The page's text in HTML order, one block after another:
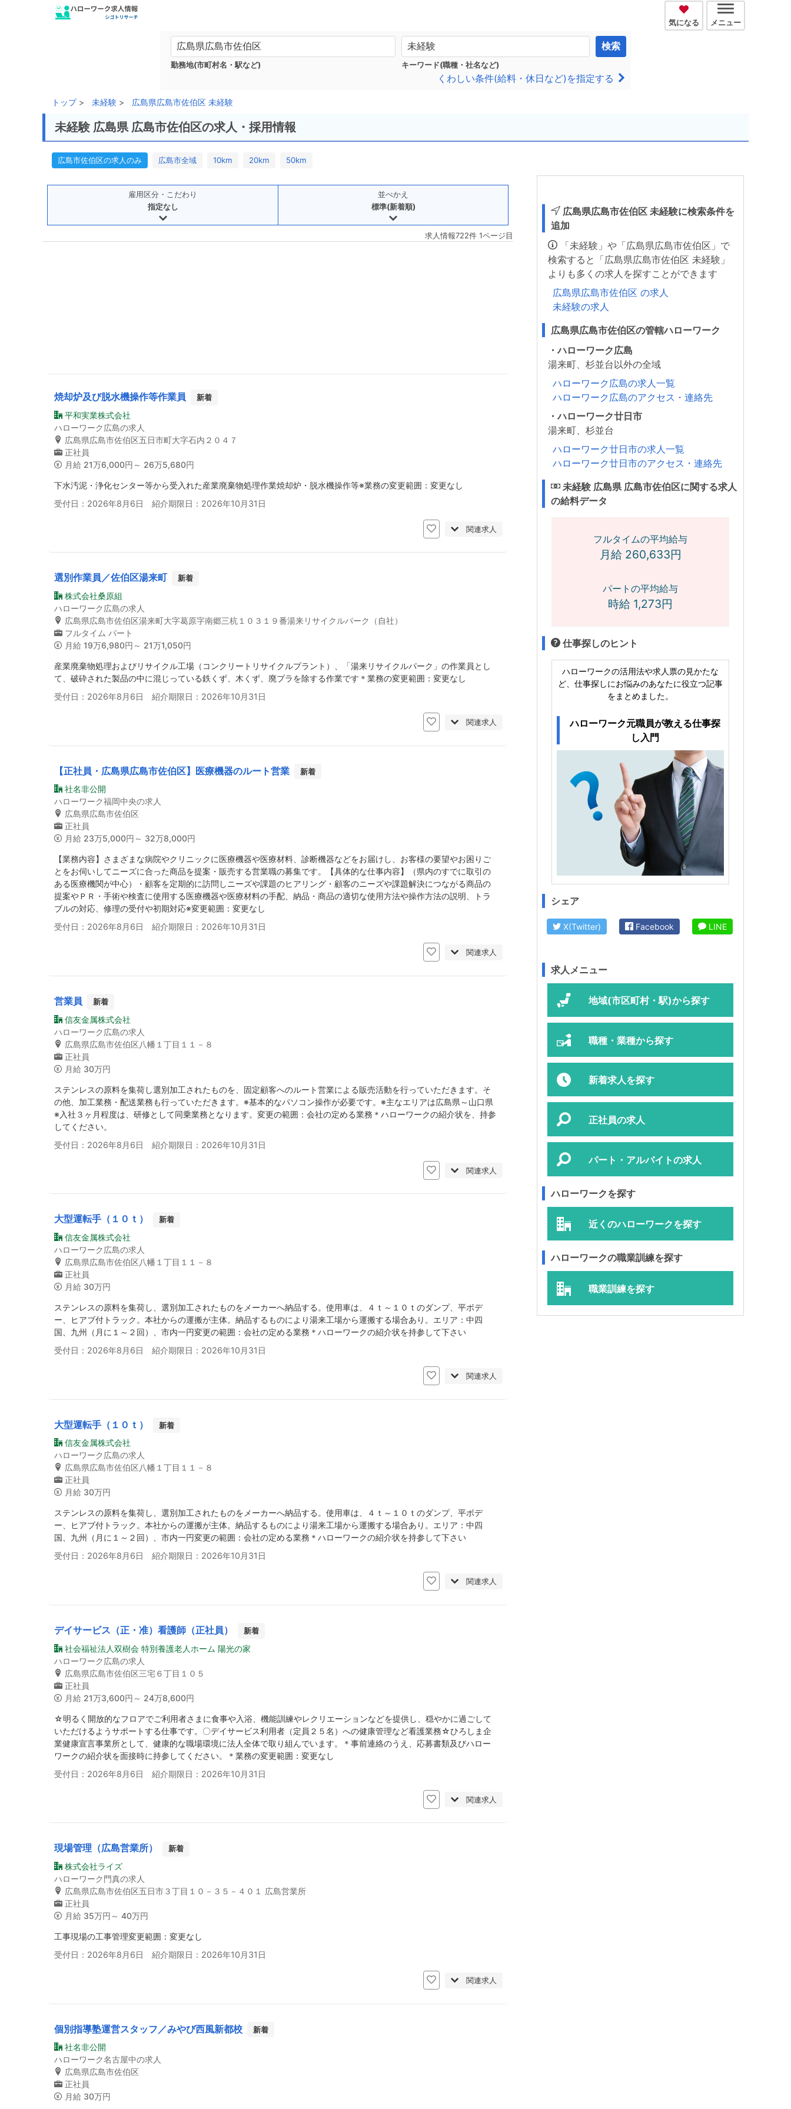
気になる メニュー
勤務地(市町村名・駅など) キーワード(職種・社名など)
検索
くわしい条件(給料・休日など)を指定する
トップ 未経験 広島県広島市佐伯区 未経験
未経験 広島県 広島市佐伯区の求人・採用情報
広島市佐伯区の求人のみ 広島市全域 10km 20km 50km
雇用区分・こだわり
指定なし
並べかえ
標準(新着順)
求人情報722件 1ページ目
焼却炉及び脱水機操作等作業員 新着
平和実業株式会社
ハローワーク広島の求人
広島県広島市佐伯区五日市町大字石内２０４７
正社員
月給 21万6,000円～ 26万5,680円
下水汚泥・浄化センター等から受入れた産業廃棄物処理作業焼却炉・脱水機操作等※業務の変更範囲：変更なし
受付日：2026年8月6日 紹介期限日：2026年10月31日
関連求人
選別作業員／佐伯区湯来町 新着
株式会社桑原組
ハローワーク広島の求人
広島県広島市佐伯区湯来町大字葛原字南郷三杭１０３１９番湯来リサイクルパーク（自社）
フルタイム パート
月給 19万6,980円～ 21万1,050円
産業廃棄物処理およびリサイクル工場（コンクリートリサイクルプラント）、「湯来リサイクルパーク」の作業員とし
て、破砕された製品の中に混じっている鉄くず、木くず、廃プラを除する作業です＊業務の変更範囲：変更なし
受付日：2026年8月6日 紹介期限日：2026年10月31日
関連求人
【正社員・広島県広島市佐伯区】医療機器のルート営業 新着
社名非公開
ハローワーク福岡中央の求人
広島県広島市佐伯区
正社員
月給 23万5,000円～ 32万8,000円
【業務内容】さまざまな病院やクリニックに医療機器や医療材料、診断機器などをお届けし、お客様の要望やお困りご
とをお伺いしてニーズに合った商品を提案・販売する営業職の募集です。【具体的な仕事内容】（県内のすでに取引の
ある医療機関が中心）・顧客を定期的に訪問しニーズや課題のヒアリング・顧客のニーズや課題解決につながる商品の
提案やＰＲ・手術や検査に使用する医療機器や医療材料の手配、納品・商品の適切な使用方法や操作方法の説明、トラ
ブルの対応、修理の受付や初期対応※変更範囲：変更なし
受付日：2026年8月6日 紹介期限日：2026年10月31日
関連求人
営業員 新着
信友金属株式会社
ハローワーク広島の求人
広島県広島市佐伯区八幡１丁目１１－８
正社員
月給 30万円
ステンレスの原料を集荷し選別加工されたものを、固定顧客へのルート営業による販売活動を行っていただきます。そ
の他、加工業務・配送業務も行っていただきます。※基本的なパソコン操作が必要です。※主なエリアは広島県～山口県
※入社３ヶ月程度は、研修として同乗業務となります。変更の範囲：会社の定める業務＊ハローワークの紹介状を、持参
してください。
受付日：2026年8月6日 紹介期限日：2026年10月31日
関連求人
大型運転手（１０ｔ） 新着
信友金属株式会社
ハローワーク広島の求人
広島県広島市佐伯区八幡１丁目１１－８
正社員
月給 30万円
ステンレスの原料を集荷し、選別加工されたものをメーカーへ納品する。使用車は、４ｔ～１０ｔのダンプ、平ボデ
ー、ヒアブ付トラック。本社からの運搬が主体。納品するものにより湯来工場から運搬する場合あり。エリア：中四
国、九州（月に１～２回）、市内一円変更の範囲：会社の定める業務＊ハローワークの紹介状を持参して下さい
受付日：2026年8月6日 紹介期限日：2026年10月31日
関連求人
大型運転手（１０ｔ） 新着
信友金属株式会社
ハローワーク広島の求人
広島県広島市佐伯区八幡１丁目１１－８
正社員
月給 30万円
ステンレスの原料を集荷し、選別加工されたものをメーカーへ納品する。使用車は、４ｔ～１０ｔのダンプ、平ボデ
ー、ヒアブ付トラック。本社からの運搬が主体。納品するものにより湯来工場から運搬する場合あり。エリア：中四
国、九州（月に１～２回）、市内一円変更の範囲：会社の定める業務＊ハローワークの紹介状を持参して下さい
受付日：2026年8月6日 紹介期限日：2026年10月31日
関連求人
デイサービス（正・准）看護師（正社員） 新着
社会福祉法人双樹会 特別養護老人ホーム 陽光の家
ハローワーク広島の求人
広島県広島市佐伯区三宅６丁目１０５
正社員
月給 21万3,600円～ 24万8,600円
☆明るく開放的なフロアでご利用者さまに食事や入浴、機能訓練やレクリエーションなどを提供し、穏やかに過ごして
いただけるようサポートする仕事です。〇デイサービス利用者（定員２５名）への健康管理など看護業務☆ひろしま企
業健康宣言事業所として、健康的な職場環境に法人全体で取り組んでいます。＊事前連絡のうえ、応募書類及びハロー
ワークの紹介状を面接時に持参してください。＊業務の変更範囲：変更なし
受付日：2026年8月6日 紹介期限日：2026年10月31日
関連求人
現場管理（広島営業所） 新着
株式会社ライズ
ハローワーク門真の求人
広島県広島市佐伯区五日市３丁目１０－３５－４０１ 広島営業所
正社員
月給 35万円～ 40万円
工事現場の工事管理変更範囲：変更なし
受付日：2026年8月6日 紹介期限日：2026年10月31日
関連求人
個別指導塾運営スタッフ／みやび西風新都校 新着
社名非公開
ハローワーク名古屋中の求人
広島県広島市佐伯区
正社員
月給 30万円
広島県広島市佐伯区 未経験に検索条件を
追加
「未経験」や「広島県広島市佐伯区」で
検索すると「広島県広島市佐伯区 未経験」
よりも多くの求人を探すことができます
広島県広島市佐伯区 の求人
未経験の求人
広島県広島市佐伯区の管轄ハローワーク
・ハローワーク広島
湯来町、杉並台以外の全域
ハローワーク広島の求人一覧
ハローワーク広島のアクセス・連絡先
・ハローワーク廿日市
湯来町、杉並台
ハローワーク廿日市の求人一覧
ハローワーク廿日市のアクセス・連絡先
未経験 広島県 広島市佐伯区に関する求人
の給料データ
フルタイムの平均給与
月給 260,633円
パートの平均給与
時給 1,273円
仕事探しのヒント
ハローワークの活用法や求人票の見かたな
ど、仕事探しにお悩みのあなたに役立つ記事
をまとめました。
ハローワーク元職員が教える仕事探
し入門
シェア
X(Twitter) Facebook LINE
求人メニュー
地域(市区町村・駅)から探す
職種・業種から探す
新着求人を探す
正社員の求人
パート・アルバイトの求人
ハローワークを探す
近くのハローワークを探す
ハローワークの職業訓練を探す
職業訓練を探す